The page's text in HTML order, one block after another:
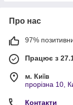
Про нас
97%
Працює з
м. Київ
прорізна 10,
Контакти